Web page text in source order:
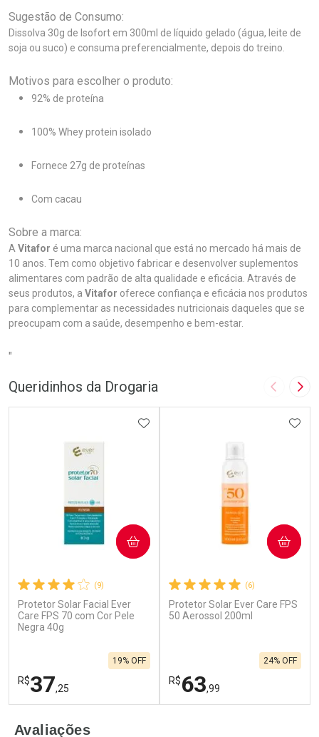
Sugestão de Consumo:
Dissolva 30g de Isofort em 300ml de líquido gelado (água, leite de
soja ou suco) e consuma preferencialmente, depois do treino.
Motivos para escolher o produto:
92% de proteína
100% Whey protein isolado
Fornece 27g de proteínas
Com cacau
Sobre a marca:
A Vitafor é uma marca nacional que está no mercado há mais de
10 anos. Tem como objetivo fabricar e desenvolver suplementos
alimentares com padrão de alta qualidade e eficácia. Através de
seus produtos, a Vitafor oferece confiança e eficácia nos produtos
para complementar as necessidades nutricionais daqueles que se
preocupam com a saúde, desempenho e bem-estar.
"
Queridinhos da Drogaria Imagem
(9)
Protetor Solar Facial Ever
Care FPS 70 com Cor Pele
Negra 40g
R$37,25
19% OFF
ADICIONAR AOS FAVORITOS
COMPRAR
(6)
Protetor Solar Ever Care FPS
50 Aerossol 200ml
R$63,99
24% OFF
COMPRAR
Avaliações